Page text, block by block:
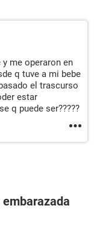
me operaron en
q tuve a mi bebe
el trascurso
estar
q puede ser?????